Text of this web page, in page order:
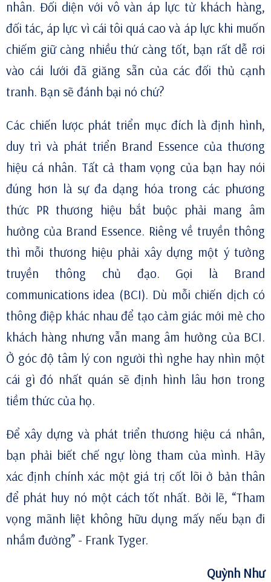
nhân. Đối diện với vô vàn áp lực từ khách hàng,
đối tác, áp lực vì cái tôi quá cao và áp lực khi muốn
chiếm giữ càng nhiều thứ càng tốt, bạn rất dễ rơi
vào cái lưới đã giăng sẵn của các đối thủ cạnh
tranh. Bạn sẽ đánh bại nó chứ?
Các chiến lược phát triển mục đích là định hình,
duy trì và phát triển Brand Essence của thương
hiệu cá nhân. Tất cả tham vọng của bạn hay nói
đúng hơn là sự đa dạng hóa trong các phương
thức PR thương hiệu bắt buộc phải mang âm
hưởng của Brand Essence. Riêng về truyền thông
thì mỗi thương hiệu phải xây dựng một ý tưởng
truyền thông chủ đạo. Gọi là Brand
communications idea (BCI). Dù mỗi chiến dịch có
thông điệp khác nhau để tạo cảm giác mới mẻ cho
khách hàng nhưng vẫn mang âm hưởng của BCI.
Ở góc độ tâm lý con người thì nghe hay nhìn một
cái gì đó nhất quán sẽ định hình lâu hơn trong
tiềm thức của họ.
Để xây dựng và phát triển thương hiệu cá nhân,
bạn phải biết chế ngự lòng tham của mình. Hãy
xác định chính xác một giá trị cốt lõi ở bản thân
để phát huy nó một cách tốt nhất. Bởi lẽ, “Tham
vọng mãnh liệt không hữu dụng mấy nếu bạn đi
nhầm đường” - Frank Tyger.
Quỳnh Như